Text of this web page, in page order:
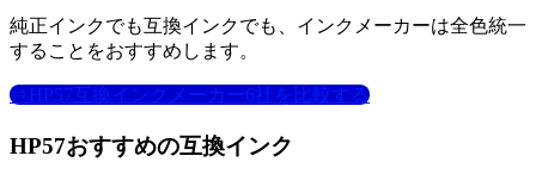
純正インクでも互換インクでも、インクメーカーは全色統一
することをおすすめします。
⇒HP57互換インクメーカー6社を比較する
HP57おすすめの互換インク